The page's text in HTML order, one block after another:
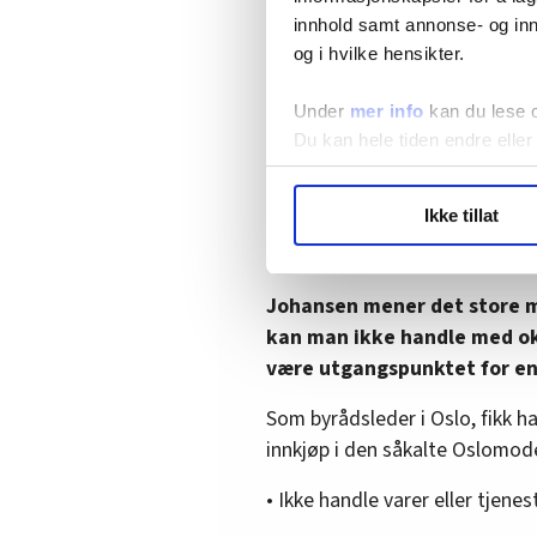
innhold samt annonse- og
og i hvilke hensikter.
Under mer info kan du lese
Du kan hele tiden endre
hvordan våre nettsider blir
Ikke tillat
Feil strategi
Johansen poengterer at
en kjempeinnsats ved å
– Å snakke om en generell
også hovedbudskapet hans
Johansen mener det store
kan man ikke handle med
være utgangspunktet for
Som byrådsleder i Oslo, fikk
innkjøp i den såkalte
• Ikke handle varer eller